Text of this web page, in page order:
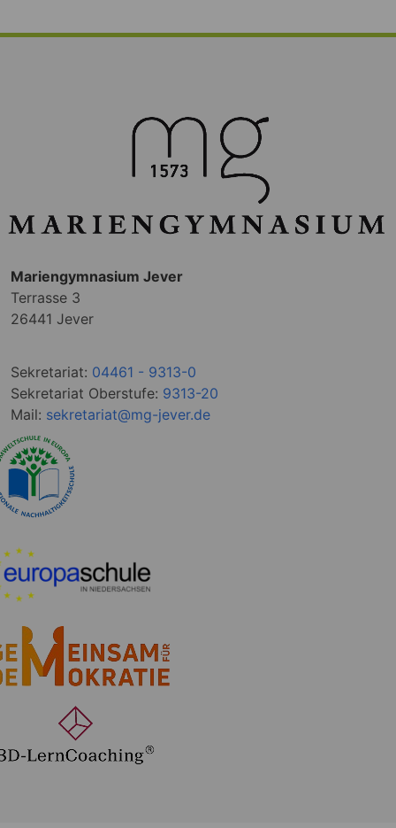
Mariengymnasium Jever
Terrasse 3
26441 Jever
Sekretariat: 04461 - 9313-0
Sekretariat Oberstufe: 9313-20
Mail: sekretariat@mg-jever.de